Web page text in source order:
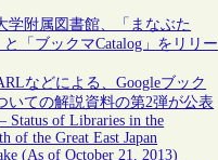
学附属図書館、「まなぶた
と「ブックマCatalog」をリリー
などによる、Googleブック
いての解説資料の第2弾が公表
Status of Libraries in the
of the Great East Japan
(As of October 21, 2013)